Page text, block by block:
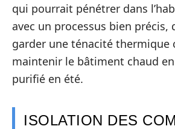
qui pourrait pénétrer dans
avec un processus bien précis,
garder une ténacité thermique
maintenir le bâtiment chaud
purifié en été.
ISOLATION DES